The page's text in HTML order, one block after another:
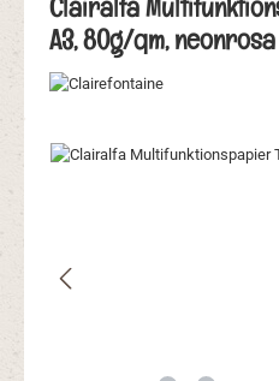
Clairalfa
A3, 80g/qm, neonrosa
Bildergalerie überspringen